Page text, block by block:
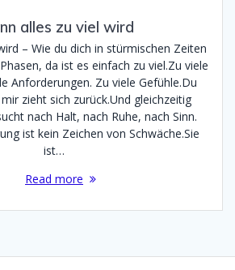
alles zu viel wird
– Wie du dich in stürmischen Zeiten
da ist es einfach zu viel.Zu viele
Anforderungen. Zu viele Gefühle.Du
zieht sich zurück.Und gleichzeitig
nach Halt, nach Ruhe, nach Sinn.
ist kein Zeichen von Schwäche.Sie
ist…
Read more